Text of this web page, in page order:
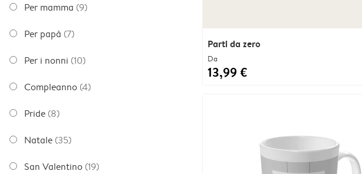
Per mamma (9)
Per papà (7)
Per i nonni (10)
Compleanno (4)
Pride (8)
Natale (35)
San Valentino (19)
Parti da zero
Da
13,99 €